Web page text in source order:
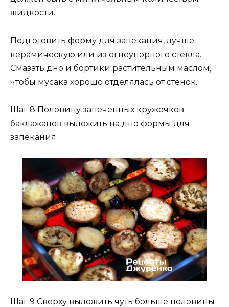
жидкости.
Подготовить форму для запекания, лучше
керамическую или из огнеупорного стекла.
Смазать дно и бортики растительным маслом,
чтобы мусака хорошо отделялась от стенок.
Шаг 8 Половину запеченных кружочков
баклажанов выложить на дно формы для
запекания.
Шаг 9 Сверху выложить чуть больше половины